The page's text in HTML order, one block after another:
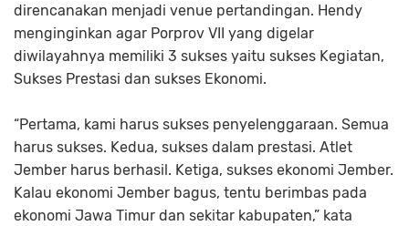
direncanakan menjadi venue pertandingan. Hendy
menginginkan agar Porprov VII yang digelar
diwilayahnya memiliki 3 sukses yaitu sukses Kegiatan,
Sukses Prestasi dan sukses Ekonomi.
“Pertama, kami harus sukses penyelenggaraan. Semua
harus sukses. Kedua, sukses dalam prestasi. Atlet
Jember harus berhasil. Ketiga, sukses ekonomi Jember.
Kalau ekonomi Jember bagus, tentu berimbas pada
ekonomi Jawa Timur dan sekitar kabupaten,” kata